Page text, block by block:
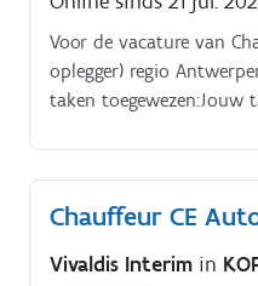
Voor de vacature van
oplegger) regio
taken toegewezen:Jouw
van en naar de werven
Chauffeur CE
Vivaldis Interim in